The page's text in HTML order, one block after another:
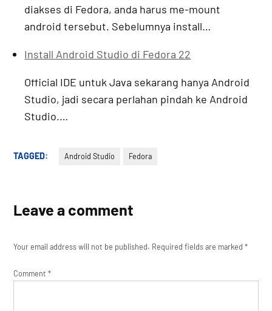
diakses di Fedora, anda harus me-mount
android tersebut. Sebelumnya install…
Install Android Studio di Fedora 22
Official IDE untuk Java sekarang hanya Android
Studio, jadi secara perlahan pindah ke Android
Studio.…
TAGGED: Android Studio Fedora
Leave a comment
Your email address will not be published. Required fields are marked*
Comment*